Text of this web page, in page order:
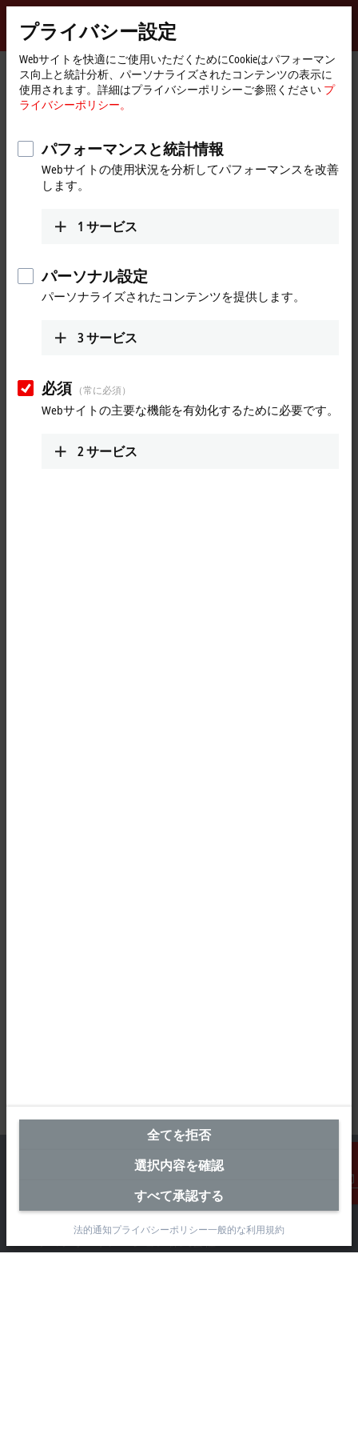
Beckhoff
-
New
Automation
Technology
ホ
ー
ペ
ー
会社概要
ニュース
Beckhoff Trade Show TV | Day 3 | Hannover Messe 2015
[同意する]をクリックすると、ビデオが表示され、プライ
バシー設定を調整します。 このプロセス中に、Vimeoの外
ドされます。 詳しくはこちらをご参照ください：
バシーポリシー。
Apr 15, 2015
Hannover Messe 2015
Technology, extension of the multi-touch panel portfolio.
横浜オフィス（本社）
〒231-0062
プライバシー設定
Webサイトを快適にご使用いただくためにCookieはパフォーマン
ス向上と統計分析、パーソナライズされたコンテンツの表示に
使用されます。詳細はプライバシーポリシーご参照ください プ
ライバシーポリシー。
パフォーマンスと統計情報
Webサイトの使用状況を分析してパフォーマンスを改善
します。
1 サービス
パーソナル設定
パーソナライズされたコンテンツを提供します。
3サービス
必須 （常に必須）
Webサイトの主要な機能を有効化するために必要です。
2サービス
全てを拒否
選択内容を確認
すべて承認する
法的通知プライバシーポリシー一般的な利用規約